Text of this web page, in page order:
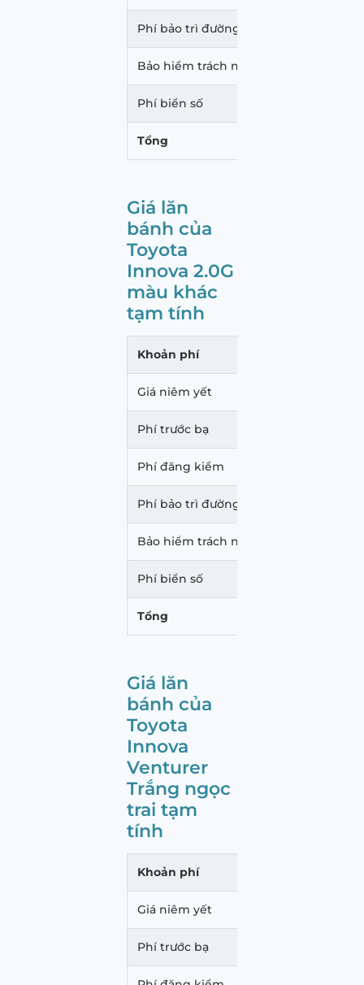
Phí bảo trì đường bộ
Bảo hiểm trách nhiệm dân sự
Phí biển số
Tổng
Giá lăn
bánh của
Toyota
Innova 2.0G
màu khác
tạm tính
Khoản phí
Giá niêm yết
Phí trước bạ
Phí đăng kiểm
Phí bảo trì đường bộ
Bảo hiểm trách nhiệm dân sự
Phí biển số
Tổng
Giá lăn
bánh của
Toyota
Innova
Venturer
Trắng ngọc
trai tạm
tính
Khoản phí
Giá niêm yết
Phí trước bạ